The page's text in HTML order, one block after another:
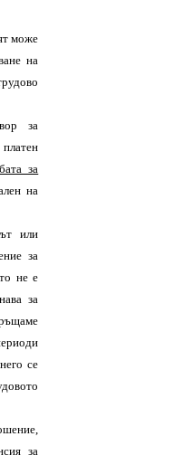
може
на
за
за
на
или
за
не е
за
се
за